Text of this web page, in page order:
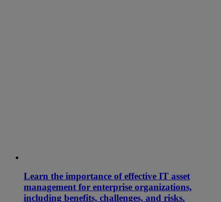
Learn the importance of effective IT asset
management for enterprise organizations,
including benefits, challenges, and risks.